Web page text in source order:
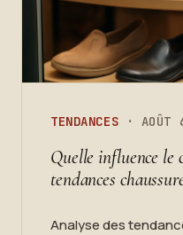
TENDANCES ·
Quelle influence
tendances
Analyse des